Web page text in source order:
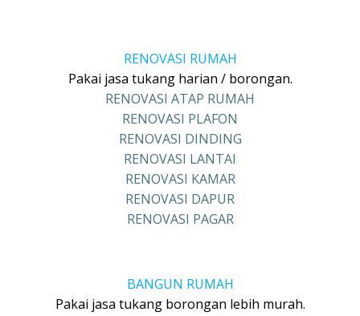
RENOVASI RUMAH
Pakai jasa tukang harian / borongan.
RENOVASI ATAP RUMAH
RENOVASI PLAFON
RENOVASI DINDING
RENOVASI LANTAI
RENOVASI KAMAR
RENOVASI DAPUR
RENOVASI PAGAR
BANGUN RUMAH
Pakai jasa tukang borongan lebih murah.